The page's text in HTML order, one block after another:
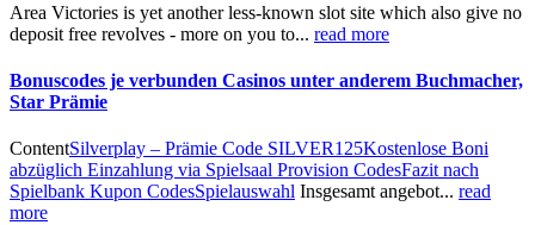
Area Victories is yet another less-known slot site which also give no
deposit free revolves - more on you to... read more
Bonuscodes je verbunden Casinos unter anderem Buchmacher,
Star Prämie
ContentSilverplay – Prämie Code SILVER125Kostenlose Boni
abzüglich Einzahlung via Spielsaal Provision CodesFazit nach
Spielbank Kupon CodesSpielauswahl Insgesamt angebot... read
more